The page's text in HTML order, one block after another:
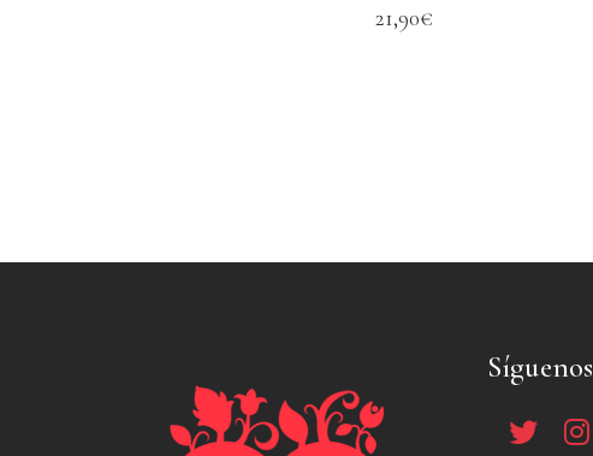
21,90€
Síguenos